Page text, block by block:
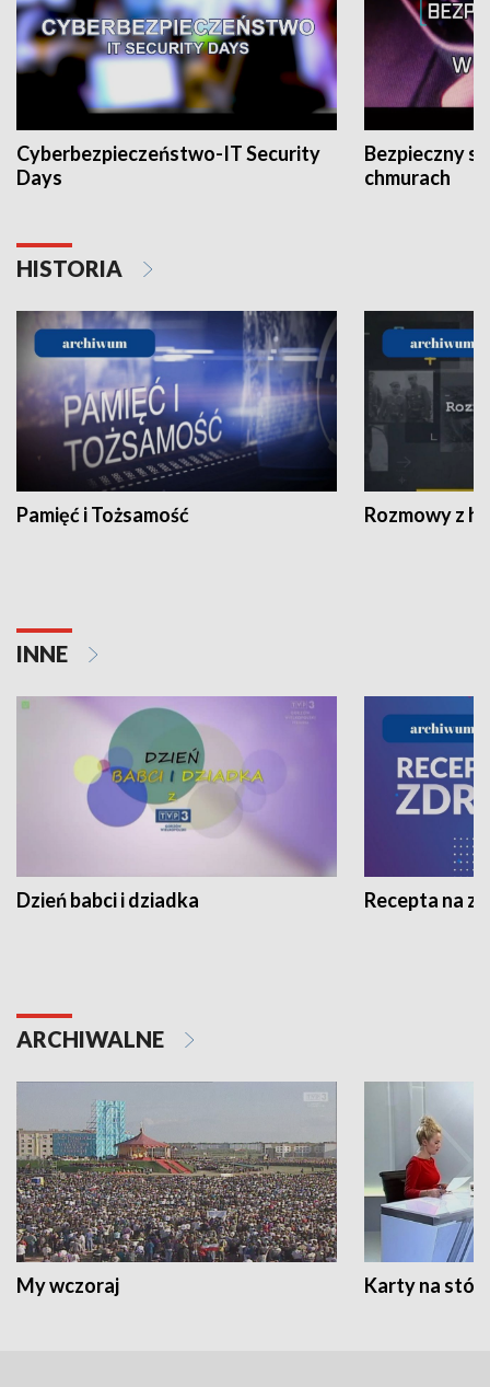
Cyberbezpieczeństwo-IT Security
Days
Bezpieczny
chmurach
HISTORIA
Pamięć i Tożsamość Rozmowy z
INNE
Dzień babci i dziadka Recepta na
ARCHIWALNE
My wczoraj Karty na